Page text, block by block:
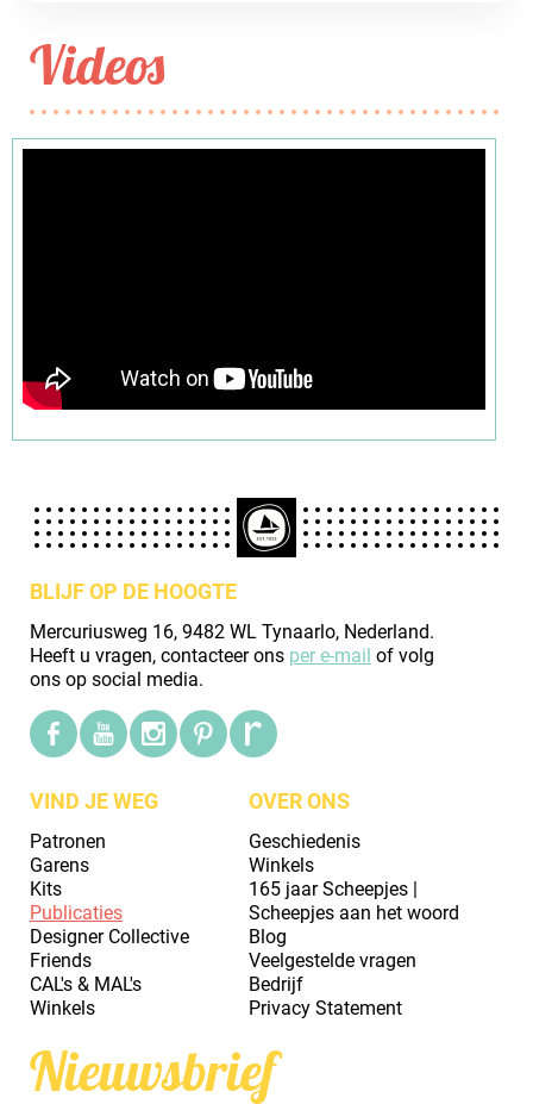
Videos
BLIJF OP DE HOOGTE
Mercuriusweg 16, 9482 WL Tynaarlo, Nederland.
Heeft u vragen, contacteer ons per e-mail of volg
ons op social media.
VIND JE WEG
Patronen
Garens
Kits
Publicaties
Designer Collective
Friends
CAL's & MAL's
Winkels
OVER ONS
Geschiedenis
Winkels
165 jaar Scheepjes |
Scheepjes aan het woord
Blog
Veelgestelde vragen
Bedrijf
Privacy Statement
Nieuwsbrief